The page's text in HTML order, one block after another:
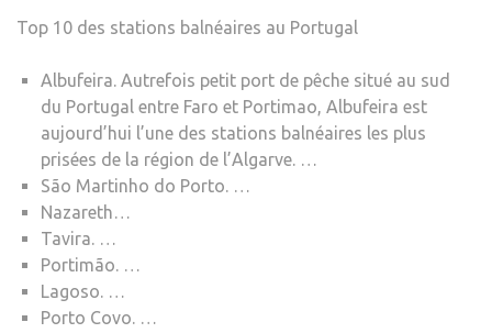
Top 10 des stations balnéaires au Portugal
Albufeira. Autrefois petit port de pêche situé au sud
du Portugal entre Faro et Portimao, Albufeira est
aujourd’hui l’une des stations balnéaires les plus
prisées de la région de l’Algarve. …
São Martinho do Porto. …
Nazareth…
Tavira. …
Portimão. …
Lagoso. …
Porto Covo. …